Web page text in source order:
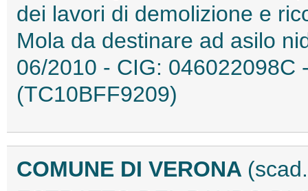
dei lavori di demolizione e
Mola da destinare ad asilo
06/2010 - CIG: 046022098C
(TC10BFF9209)
COMUNE DI VERONA